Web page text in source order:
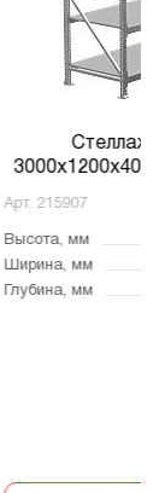
Стеллаж
3000х1200х400,
Арт. 215907
Высота, мм
Ширина, мм
Глубина, мм